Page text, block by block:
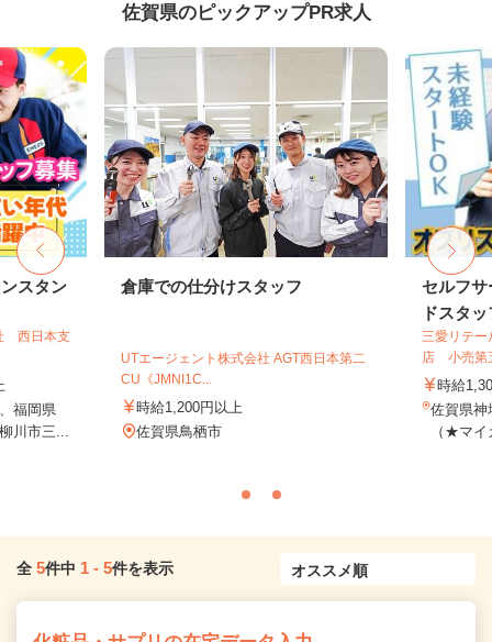
佐賀県のピックアップPR求人
スタン
西日本支
福岡県
川市三...
倉庫での仕分けスタッフ
UTエージェント株式会社 AGT西日本第二
CU《JMNI1C...
時給1,200円以上
佐賀県鳥栖市
セルフ
ドスタッ
三愛リテ
店 小売第
時給
佐賀県神
（★マ
全 5件中 1 - 5件を表示